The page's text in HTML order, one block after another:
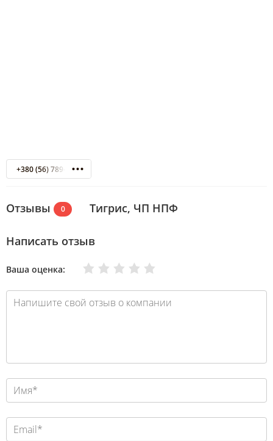
+380 (56) 789-30-44
Отзывы 0 Тигрис, ЧП НПФ
Написать отзыв
Ваша оценка: Отлично
Хорошо
Нормально
Плохо
Очень плохо